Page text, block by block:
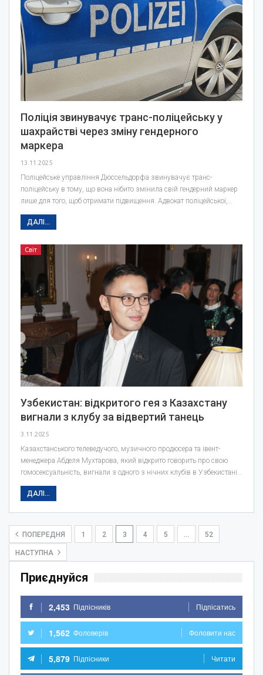
Поліція звинувачує транс-поліцейську у
шахрайстві через зміну гендерного
маркера
13.11.2025
Поліцейське управління Дюссельдорфа звинувачує транс-
поліцейську в тому, що вона нібито змінила свій гендерний маркер
лише для того, щоб отримати підвищення. Адвокат поліцейської,…
ДАЛІ...
Світ
Узбекистан: відкритого гея з Казахстану
вигнали з клубу за відвертий танець
3.11.2025
Казахстанського телеведучого, музичного продюсера та івент-
менеджера Абделя Мухтарова, який відкрито говорить про свою
гомосексуальність, вигнали з одного з нічних клубів в Узбекистані…
ДАЛІ...
ПОПЕРЕДНЯ 1 2 3 4 5 52
НАСТУПНА
Приєднуйся
2,453 Підпісників Підпісатись
1,562 Фоловерів Фоловити нас
5,879 Підпісники Читати